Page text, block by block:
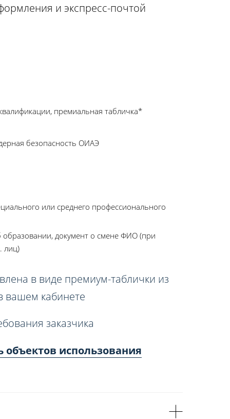
и экспресс-почтой
премиальная табличка*
безопасность ОИАЭ
или среднего профессионального
документ о смене ФИО (при
лиц)
в виде премиум-таблички из
вашем кабинете
заказчика
объектов использования